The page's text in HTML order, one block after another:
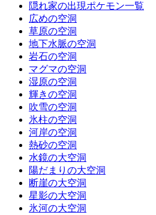
隠れ家の出現ポケモン一覧
広めの空洞
草原の空洞
地下水脈の空洞
岩石の空洞
マグマの空洞
湿原の空洞
輝きの空洞
吹雪の空洞
氷柱の空洞
河岸の空洞
熱砂の空洞
水鏡の大空洞
陽だまりの大空洞
断崖の大空洞
星影の大空洞
氷河の大空洞